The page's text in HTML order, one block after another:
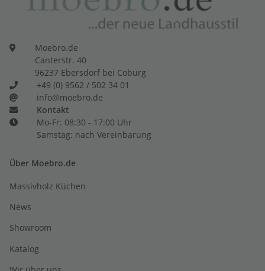
Moebro.de
Canterstr. 40
96237 Ebersdorf bei Coburg
+49 (0) 9562 / 502 34 01
info@moebro.de
Kontakt
Mo-Fr: 08:30 - 17:00 Uhr
Samstag: nach Vereinbarung
Über Moebro.de
Massivholz Küchen
News
Showroom
Katalog